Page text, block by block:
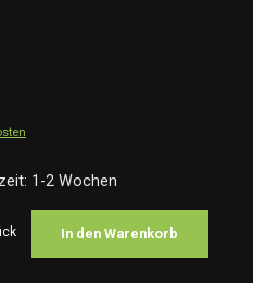
1-2 Wochen
In den Warenkorb